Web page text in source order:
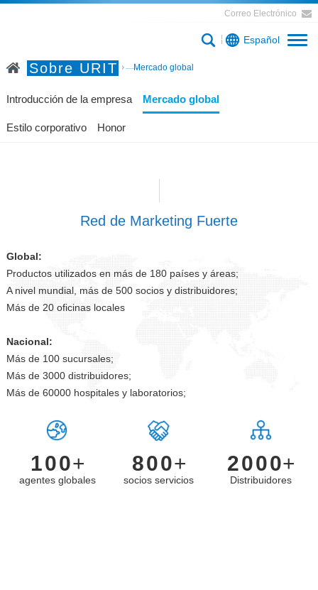
Correo Electrónico
Español
Sobre URIT
Inicio Sobre URIT Mercado global
Introducción de la empresa Mercado global
Estilo corporativo Honor
Red de Marketing Fuerte
Global:
Productos utilizados en más de 180 países y áreas;
A nivel mundial, más de 500 socios y distribuidores;
Más de 20 oficinas locales
Nacional:
Más de 100 sucursales;
Más de 3000 distribuidores;
Más de 60000 hospitales y laboratorios;
+
agentes globales
+
socios servicios
+
Distribuidores